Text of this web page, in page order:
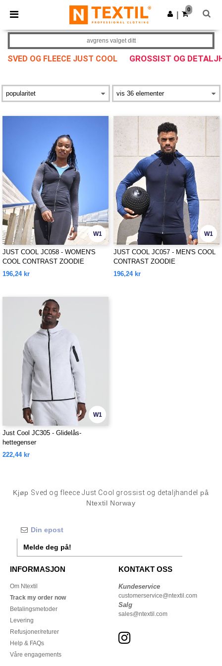
× Ntextil-app
Bedre priser i appen!
Last ned app
0
SVED OG FLEECE JUST COOL GROSSIST OG
avgrens valget ditt
W1
JUST COOL JC058 - WOMEN'S
COOL CONTRAST ZOODIE
196,24 kr
W1
JUST COOL JC057 - MEN'S COOL
CONTRAST ZOODIE
196,24 kr
W1
Just Cool JC305 - Glidelås-
hettegenser
222,44 kr
Kjøp Sved og fleece Just Cool grossist og detaljhandel på
Ntextil Norway
Melde deg på!
INFORMASJON
Om Ntextil
Track my order now
Betalingsmetoder
Levering
Refusjoner/returer
Help & FAQs
Våre engagements
KONTAKT OSS
Kundeservice
customerservice@ntextil.com
Salg
sales@ntextil.com